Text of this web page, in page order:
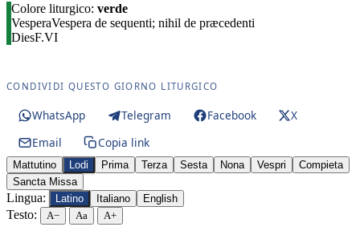
Colore liturgico: verde
VesperaVespera de sequenti; nihil de præcedenti
DiesF.VI
CONDIVIDI QUESTO GIORNO LITURGICO
WhatsApp Telegram Facebook
X
Email
Copia link
Mattutino Lodi Prima Terza Sesta Nona Vespri
Compieta
Sancta Missa
Lingua: Latino Italiano English
Testo: A− Aa A+